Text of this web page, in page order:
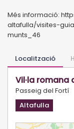
Més informació:
altafulla/visites-
munts_46
Localització
Vil·la romana
Passeig del Fortí
Altafulla